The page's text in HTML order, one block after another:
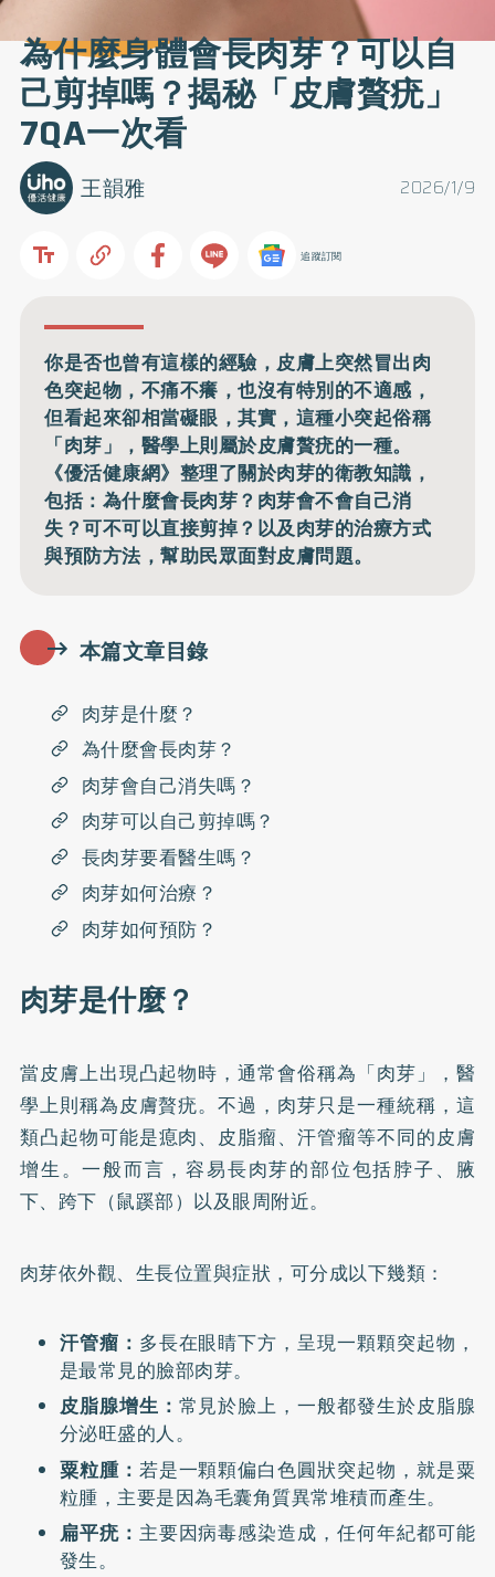
為什麼身體會長肉芽？可以自
己剪掉嗎？揭秘「皮膚贅疣」
7QA一次看
2026/1/9
王韻雅
追蹤訂閱
你是否也曾有這樣的經驗，皮膚上突然冒出肉
色突起物，不痛不癢，也沒有特別的不適感，
但看起來卻相當礙眼，其實，這種小突起俗稱
「肉芽」，醫學上則屬於皮膚贅疣的一種。
《優活健康網》整理了關於肉芽的衛教知識，
包括：為什麼會長肉芽？肉芽會不會自己消
失？可不可以直接剪掉？以及肉芽的治療方式
與預防方法，幫助民眾面對皮膚問題。
本篇文章目錄
肉芽是什麼？
為什麼會長肉芽？
肉芽會自己消失嗎？
肉芽可以自己剪掉嗎？
長肉芽要看醫生嗎？
肉芽如何治療？
肉芽如何預防？
肉芽是什麼？
當皮膚上出現凸起物時，通常會俗稱為「肉芽」，醫
學上則稱為皮膚贅疣。不過，肉芽只是一種統稱，這
類凸起物可能是瘜肉、皮脂瘤、汗管瘤等不同的皮膚
增生。一般而言，容易長肉芽的部位包括脖子、腋
下、跨下（鼠蹊部）以及眼周附近。
肉芽依外觀、生長位置與症狀，可分成以下幾類：
汗管瘤： 多長在眼睛下方，呈現一顆顆突起物，
是最常見的臉部肉芽。
皮脂腺增生： 常見於臉上，一般都發生於皮脂腺
分泌旺盛的人。
粟粒腫： 若是一顆顆偏白色圓狀突起物，就是粟
粒腫，主要是因為毛囊角質異常堆積而產生。
扁平疣： 主要因病毒感染造成，任何年紀都可能
發生。